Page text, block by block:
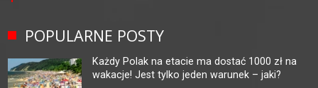
POPULARNE POSTY
Każdy Polak na etacie ma dostać 1000 zł na
wakacje! Jest tylko jeden warunek – jaki?